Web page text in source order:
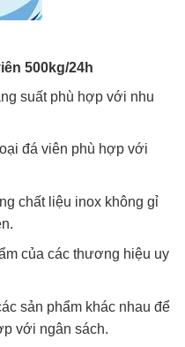
500kg/24h
suất phù hợp với nhu
đá viên phù hợp với
chất liệu inox không gỉ
của các thương hiệu uy
sản phẩm khác nhau để
với ngân sách.